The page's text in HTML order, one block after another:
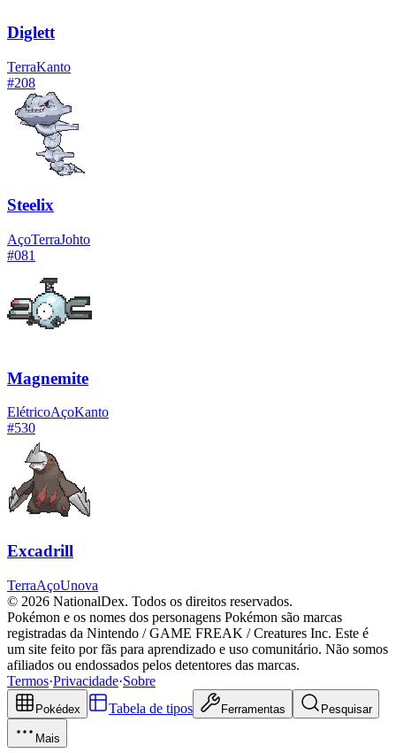
Diglett
TerraKanto
#208
Steelix
AçoTerraJohto
#081
Magnemite
ElétricoAçoKanto
#530
Excadrill
TerraAçoUnova
© 2026 NationalDex. Todos os direitos reservados.
Pokémon e os nomes dos personagens Pokémon são marcas
registradas da Nintendo / GAME FREAK / Creatures Inc. Este é
um site feito por fãs para aprendizado e uso comunitário. Não somos
afiliados ou endossados pelos detentores das marcas.
Termos·Privacidade·Sobre
Pokédex Tabela de tipos Ferramentas Pesquisar
Mais